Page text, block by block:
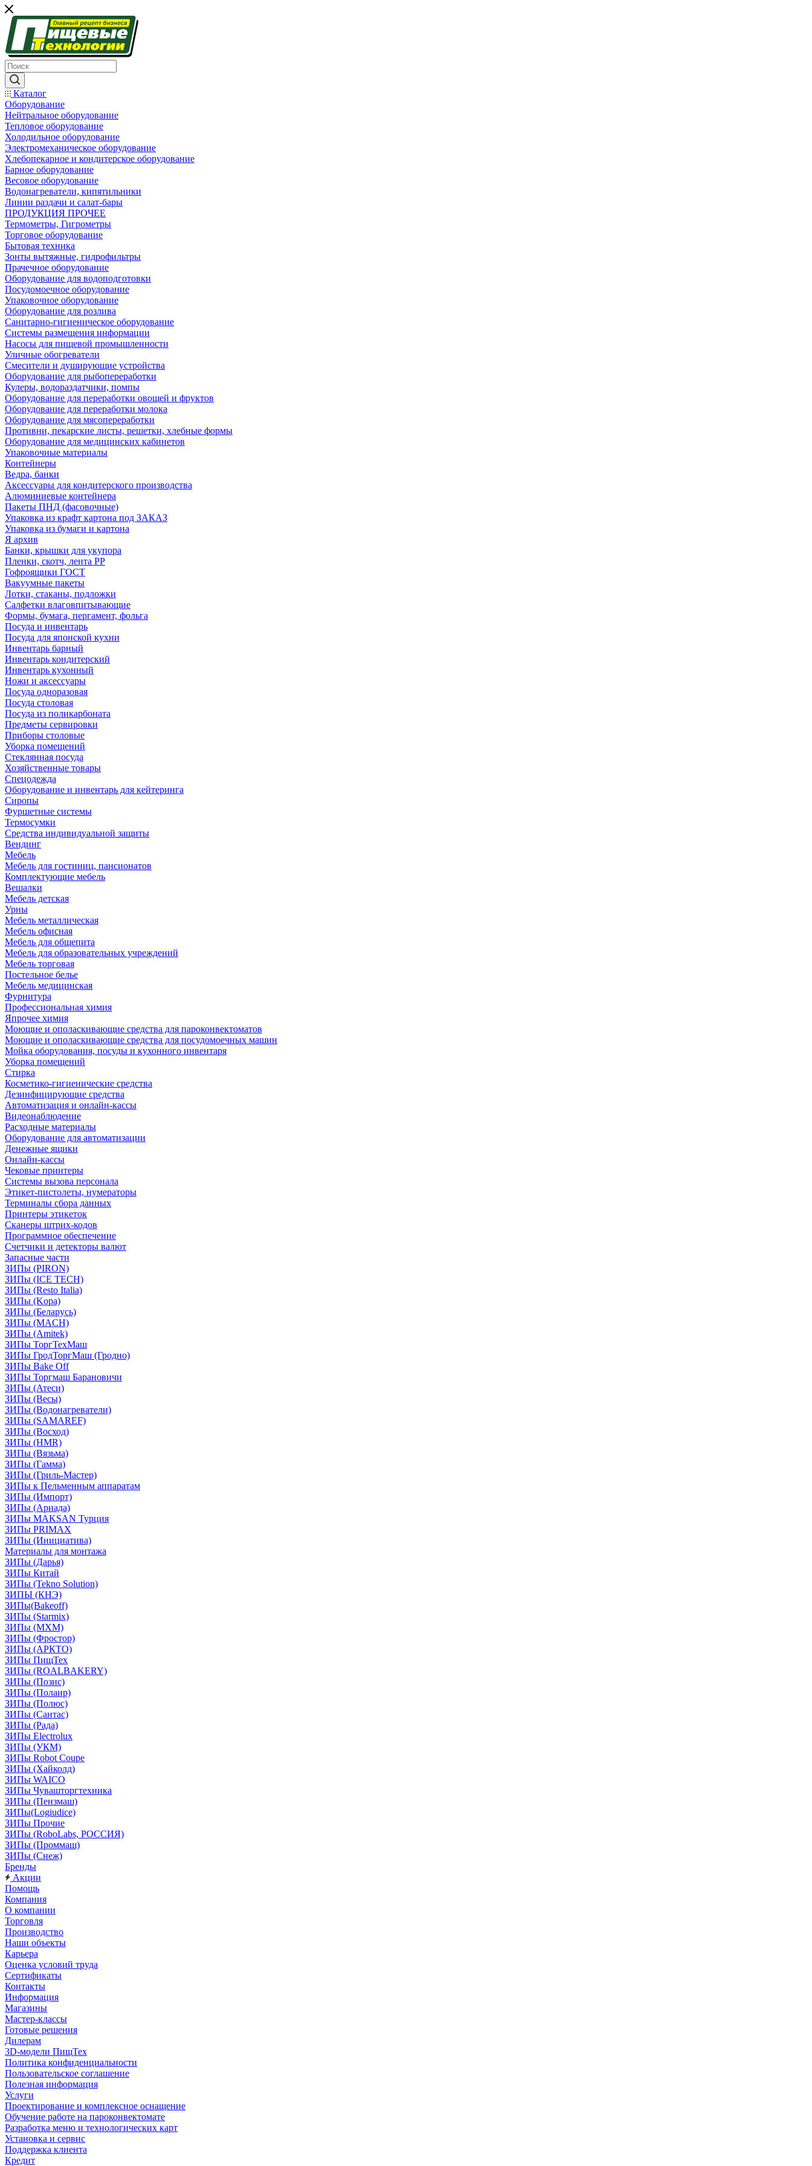
Каталог
Оборудование
Нейтральное оборудование
Тепловое оборудование
Холодильное оборудование
Электромеханическое оборудование
Хлебопекарное и кондитерское оборудование
Барное оборудование
Весовое оборудование
Водонагреватели, кипятильники
Линии раздачи и салат-бары
ПРОДУКЦИЯ ПРОЧЕЕ
Термометры, Гигрометры
Торговое оборудование
Бытовая техника
Зонты вытяжные, гидрофильтры
Прачечное оборудование
Оборудование для водоподготовки
Посудомоечное оборудование
Упаковочное оборудование
Оборудование для розлива
Санитарно-гигиеническое оборудование
Системы размещения информации
Насосы для пищевой промышленности
Уличные обогреватели
Смесители и душирующие устройства
Оборудование для рыбопереработки
Кулеры, водораздатчики, помпы
Оборудование для переработки овощей и фруктов
Оборудование для переработки молока
Оборудование для мясопереработки
Противни, пекарские листы, решетки, хлебные формы
Оборудование для медицинских кабинетов
Упаковочные материалы
Контейнеры
Ведра, банки
Аксессуары для кондитерского производства
Алюминиевые контейнера
Пакеты ПНД (фасовочные)
Упаковка из крафт картона под ЗАКАЗ
Упаковка из бумаги и картона
Я архив
Банки, крышки для укупора
Пленки, скотч, лента РР
Гофроящики ГОСТ
Вакуумные пакеты
Лотки, стаканы, подложки
Салфетки влаговпитывающие
Формы, бумага, пергамент, фольга
Посуда и инвентарь
Посуда для японской кухни
Инвентарь барный
Инвентарь кондитерский
Инвентарь кухонный
Ножи и аксессуары
Посуда одноразовая
Посуда столовая
Посуда из поликарбоната
Предметы сервировки
Приборы столовые
Уборка помещений
Стеклянная посуда
Хозяйственные товары
Спецодежда
Оборудование и инвентарь для кейтеринга
Сиропы
Фуршетные системы
Термосумки
Средства индивидуальной защиты
Вендинг
Мебель
Мебель для гостиниц, пансионатов
Комплектующие мебель
Вешалки
Мебель детская
Урны
Мебель металлическая
Мебель офисная
Мебель для общепита
Мебель для образовательных учреждений
Мебель торговая
Постельное белье
Мебель медицинская
Фурнитура
Профессиональная химия
Япрочее химия
Моющие и ополаскивающие средства для пароконвектоматов
Моющие и ополаскивающие средства для посудомоечных машин
Мойка оборудования, посуды и кухонного инвентаря
Уборка помещений
Стирка
Косметико-гигиенические средства
Дезинфицирующие средства
Автоматизация и онлайн-кассы
Видеонаблюдение
Расходные материалы
Оборудование для автоматизации
Денежные ящики
Онлайн-кассы
Чековые принтеры
Системы вызова персонала
Этикет-пистолеты, нумераторы
Терминалы сбора данных
Принтеры этикеток
Сканеры штрих-кодов
Программное обеспечение
Счетчики и детекторы валют
Запасные части
ЗИПы (PIRON)
ЗИПы (ICE TECH)
ЗИПы (Resto Italia)
ЗИПы (Kopa)
ЗИПы (Беларусь)
ЗИПы (MACH)
ЗИПы (Amitek)
ЗИПы ТоргТехМаш
ЗИПы ГродТоргМаш (Гродно)
ЗИПы Bake Off
ЗИПы Торгмаш Барановичи
ЗИПы (Атеси)
ЗИПы (Весы)
ЗИПы (Водонагреватели)
ЗИПы (SAMAREF)
ЗИПы (Восход)
ЗИПы (HMR)
ЗИПы (Вязьма)
ЗИПы (Гамма)
ЗИПы (Гриль-Мастер)
ЗИПы к Пельменным аппаратам
ЗИПы (Импорт)
ЗИПы (Ариада)
ЗИПы MAKSAN Турция
ЗИПы PRIMAX
ЗИПы (Инициатива)
Материалы для монтажа
ЗИПы (Дарья)
ЗИПы Китай
ЗИПы (Tekno Solution)
ЗИПЫ (КНЭ)
ЗИПы(Bakeoff)
ЗИПы (Starmix)
ЗИПы (МХМ)
ЗИПы (Фростор)
ЗИПы (АРКТО)
ЗИПы ПищТех
ЗИПы (ROALBAKERY)
ЗИПы (Позис)
ЗИПы (Полаир)
ЗИПы (Полюс)
ЗИПы (Сантас)
ЗИПы (Рада)
ЗИПы Electrolux
ЗИПы (УКМ)
ЗИПы Robot Coupe
ЗИПы (Хайколд)
ЗИПы WAICO
ЗИПы Чувашторгтехника
ЗИПы (Пензмаш)
ЗИПы(Logiudice)
ЗИПы Прочие
ЗИПы (RoboLabs, РОССИЯ)
ЗИПы (Проммаш)
ЗИПы (Снеж)
Бренды
Акции
Помощь
Компания
О компании
Торговля
Производство
Наши объекты
Карьера
Оценка условий труда
Сертификаты
Контакты
Информация
Магазины
Мастер-классы
Готовые решения
Дилерам
3D-модели ПищТех
Политика конфиденциальности
Пользовательское соглашение
Полезная информация
Услуги
Проектирование и комплексное оснащение
Обучение работе на пароконвектомате
Разработка меню и технологических карт
Установка и сервис
Поддержка клиента
Кредит